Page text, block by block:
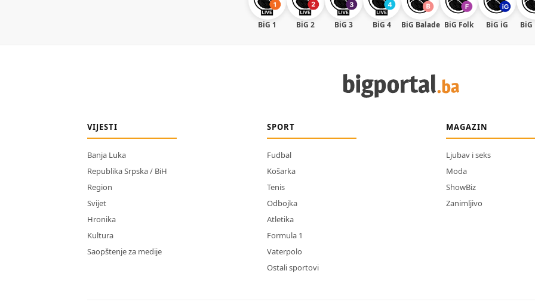
BiG 1 BiG 2 BiG 3 BiG 4 BiG Balade BiG Folk BiG iG BiG
VIJESTI
Banja Luka
Republika Srpska / BiH
Region
Svijet
Hronika
Kultura
Saopštenje za medije
SPORT
Fudbal
Košarka
Tenis
Odbojka
Atletika
Formula 1
Vaterpolo
Ostali sportovi
MAGAZIN
Ljubav i seks
Moda
ShowBiz
Zanimljivo